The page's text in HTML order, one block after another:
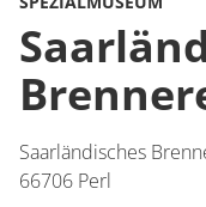
Saarländisches
66706 Perl